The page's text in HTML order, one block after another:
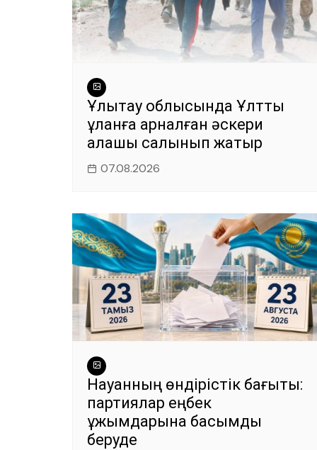
Ұлытау облысында Ұлттық
ұланға арналған әскери
қалашық салынып жатыр
07.08.2026
Науқанның өндірістік бағыты:
партиялар еңбек
ұжымдарына басымдық
беруде